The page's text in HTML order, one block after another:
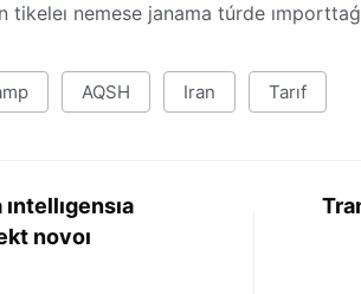
tikeleı nemese janama túrde
AQSH Iran Tarıf
novoı